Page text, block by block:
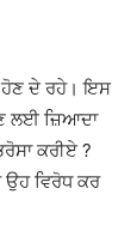
ਹੋਣ ਦੇ ਰਹੇ। ਇਸ
ਲਈ ਜ਼ਿਆਦਾ
ਕਰੀਏ ?
ਉਹ ਵਿਰੋਧ ਕਰ